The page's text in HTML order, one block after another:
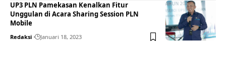
UP3 PLN Pamekasan Kenalkan Fitur
Unggulan di Acara Sharing Session PLN
Mobile
Redaksi Januari 18, 2023